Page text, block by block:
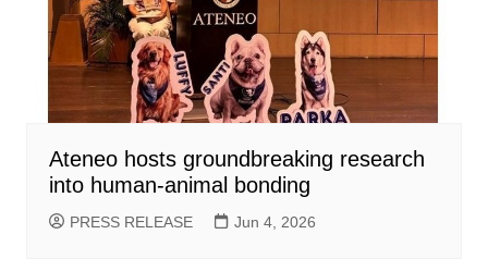
Ateneo hosts groundbreaking research
into human-animal bonding
PRESS RELEASE Jun 4, 2026